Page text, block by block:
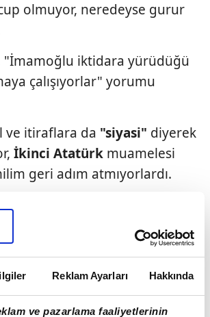
Reklam Ayarları Hakkında
ve pazarlama faaliyetlerinin
olmuyor, neredeyse gurur
"İmamoğlu iktidara yürüdüğü
çalışıyorlar" yorumu
ve itiraflara da "siyasi" diyerek
İkinci Atatürk muamelesi
geri adım atmıyorlardı.
zorluk çekiyorum:
otel odalarında sinyal kesici
kamuflajıyla, gözlerine mil
altındaİmamoğlu
'na arz
bavullarının sorgulanması